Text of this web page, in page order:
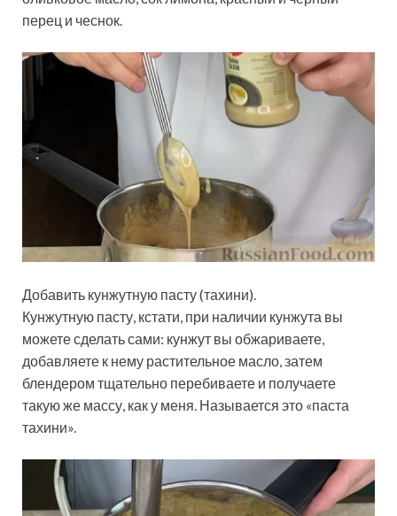
перец и чеснок.
Добавить кунжутную пасту (тахини).
Кунжутную пасту, кстати, при наличии кунжута вы
можете сделать сами: кунжут вы обжариваете,
добавляете к нему растительное масло, затем
блендером тщательно перебиваете и получаете
такую же массу, как у меня. Называется это «паста
тахини».